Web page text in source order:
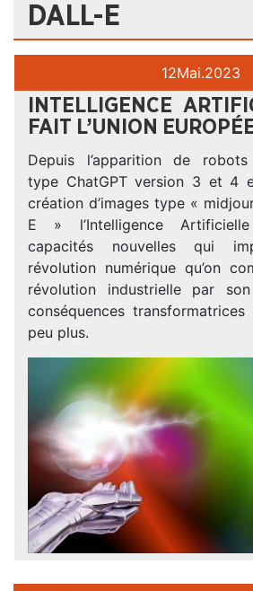
DALL-E
12Mai.2023
INTELLIGENCE
FAIT L’UNION
Depuis l’apparition de robots
type ChatGPT version 3 et 4
création d’images type «
E » l’Intelligence
capacités nouvelles qui
révolution numérique qu’on
révolution industrielle par
conséquences
peu plus.